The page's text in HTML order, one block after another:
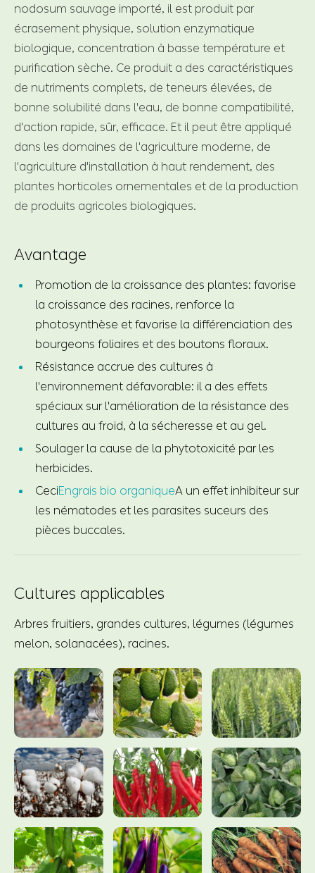
nodosum sauvage importé, il est produit par
écrasement physique, solution enzymatique
biologique, concentration à basse température et
purification sèche. Ce produit a des caractéristiques
de nutriments complets, de teneurs élevées, de
bonne solubilité dans l'eau, de bonne compatibilité,
d'action rapide, sûr, efficace. Et il peut être appliqué
dans les domaines de l'agriculture moderne, de
l'agriculture d'installation à haut rendement, des
plantes horticoles ornementales et de la production
de produits agricoles biologiques.
Avantage
Promotion de la croissance des plantes: favorise
la croissance des racines, renforce la
photosynthèse et favorise la différenciation des
bourgeons foliaires et des boutons floraux.
Résistance accrue des cultures à
l'environnement défavorable: il a des effets
spéciaux sur l'amélioration de la résistance des
cultures au froid, à la sécheresse et au gel.
Soulager la cause de la phytotoxicité par les
herbicides.
CeciEngrais bio organiqueA un effet inhibiteur sur
les nématodes et les parasites suceurs des
pièces buccales.
Cultures applicables
Arbres fruitiers, grandes cultures, légumes (légumes
melon, solanacées), racines.